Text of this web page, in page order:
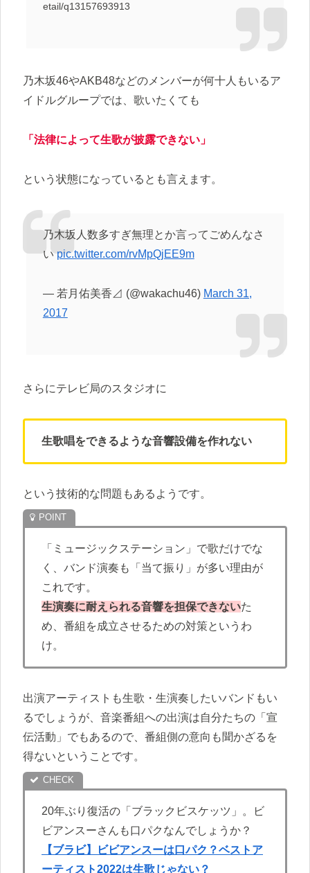
etail/q13157693913
乃木坂46やAKB48などのメンバーが何十人もいるア
イドルグループでは、歌いたくても
「法律によって生歌が披露できない」
という状態になっているとも言えます。
乃木坂人数多すぎ無理とか言ってごめんなさ
いpic.twitter.com/rvMpQjEE9m
— 若月佑美香⊿ (@wakachu46) March 31,
2017
さらにテレビ局のスタジオに
生歌唱をできるような音響設備を作れない
という技術的な問題もあるようです。
「ミュージックステーション」で歌だけでな
く、バンド演奏も「当て振り」が多い理由が
これです。
生演奏に耐えられる音響を担保できないた
め、番組を成立させるための対策というわ
け。
出演アーティストも生歌・生演奏したいバンドもい
るでしょうが、音楽番組への出演は自分たちの「宣
伝活動」でもあるので、番組側の意向も聞かざるを
得ないということです。
20年ぶり復活の「ブラックビスケッツ」。ビ
ビアンスーさんも口パクなんでしょうか？
【ブラビ】ビビアンスーは口パク？ベストア
ーティスト2022は生歌じゃない？